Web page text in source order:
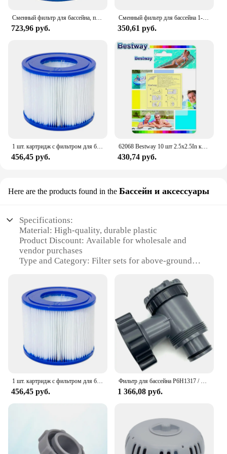
723,96 руб.
Сменный фильтр для бассейна 1-10 типа VI, мягкие резиновые наконечники, спа-фильтр, сменный многоразовый фильтр для бассейна Bestway/Flowclear
350,61 руб.
1 шт. картридж с фильтром для бассейна для Bestway VI, совместимый с Lay-Z-Spa Miami, открытый сад, бассейн, водные виды спорта, аксессуары для бассейна
456,45 руб.
62068 Bestway 10 шт 2.5x2.5In клей ремонтный патч для пластикового бассейна, надувная лодка, коврик, диван, кровать 6,5x6,5 см сверхмощный патч
430,74 руб.
Here are the products found in the Бассейн и аксессуары
Specifications:
Material: High-quality, durable plastic
Product Discount: Available for wholesale and
vendor purchases
Type and Category: Filter sets for above-ground
Design and Style: Efficient and user-friendly design
Usage and Purpose: Ensures clean and clear pool
water
Performance and Property: Advanced filtration
Parts and Accessories: Includes necessary
Features:
**Efficient Filtration for Crystal-Clear Pools**
The Bestway Filter is a comprehensive solution for
ground pool. Designed with advanced filtration
technology, this filter set ensures that your pool
water remains free from debris and contaminants,
456,45 руб. 1 366,08 руб.